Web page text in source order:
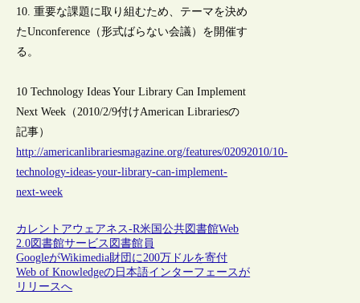
10. 重要な課題に取り組むため、テーマを決め
たUnconference（形式ばらない会議）を開催す
る。
10 Technology Ideas Your Library Can Implement
Next Week（2010/2/9付けAmerican Librariesの
記事）
http://americanlibrariesmagazine.org/features/02092010/10-
technology-ideas-your-library-can-implement-
next-week
カレントアウェアネス-R米国公共図書館Web
2.0図書館サービス 図書館員
GoogleがWikimedia財団に200万ドルを寄付
Web of Knowledgeの日本語インターフェースが
リリースへ